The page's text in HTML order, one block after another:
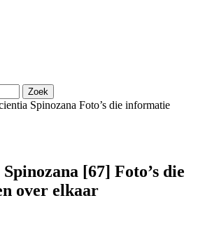
Spinozana Foto’s die informatie
[67] Foto’s die
over elkaar